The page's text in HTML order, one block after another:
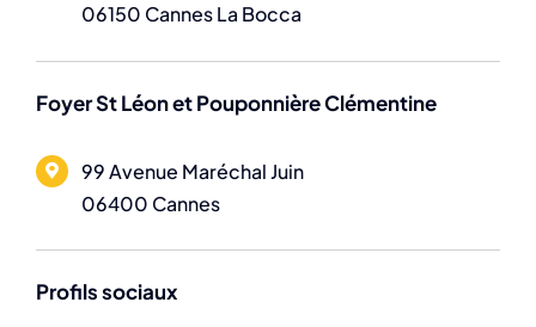
06150 Cannes La Bocca
Foyer St Léon et Pouponnière Clémentine
99 Avenue Maréchal Juin
06400 Cannes
Profils sociaux